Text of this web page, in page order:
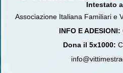
Intestato
Associazione Italiana Familiari e
INFO E ADESIONI:
Dona il 5x1000: